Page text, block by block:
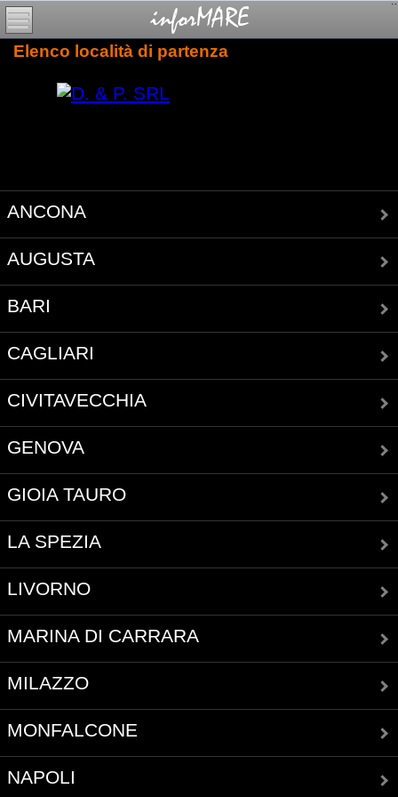
Elenco località di partenza
ANCONA
AUGUSTA
BARI
CAGLIARI
CIVITAVECCHIA
GENOVA
GIOIA TAURO
LA SPEZIA
LIVORNO
MARINA DI CARRARA
MILAZZO
MONFALCONE
NAPOLI